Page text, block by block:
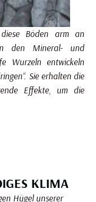
Böden arm an
den Mineral- und
Wurzeln entwickeln
Sie erhalten die
Effekte, um die
KLIMA
Hügel unserer